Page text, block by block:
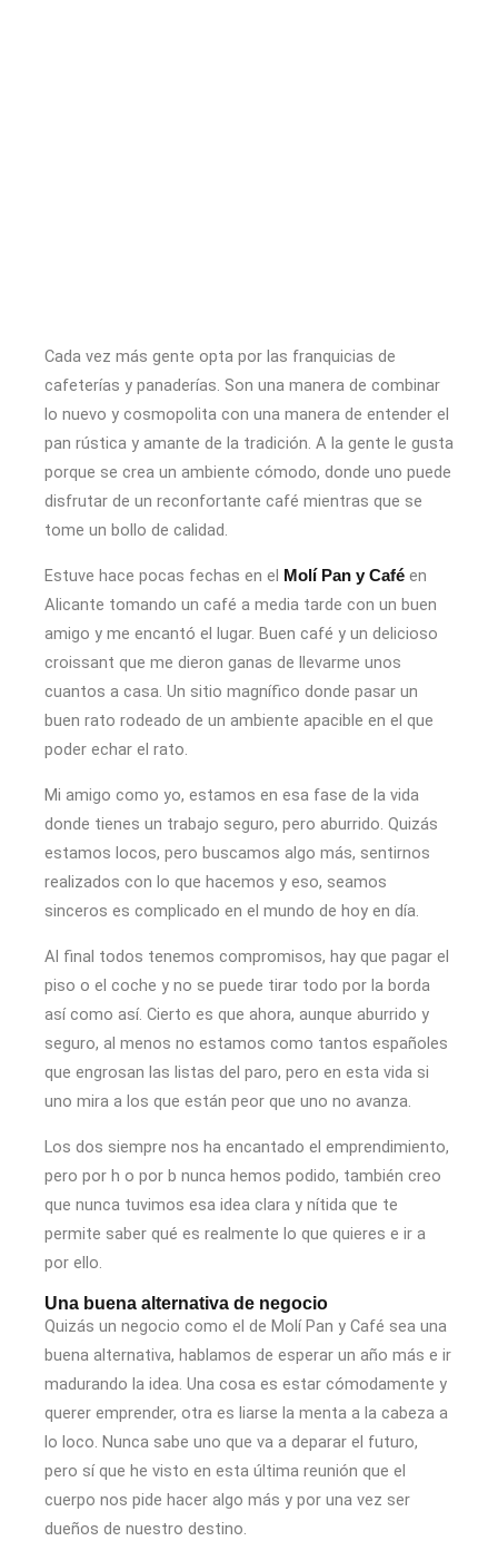
Cada vez más gente opta por las franquicias de
cafeterías y panaderías. Son una manera de combinar
lo nuevo y cosmopolita con una manera de entender el
pan rústica y amante de la tradición. A la gente le gusta
porque se crea un ambiente cómodo, donde uno puede
disfrutar de un reconfortante café mientras que se
tome un bollo de calidad.
Estuve hace pocas fechas en el Molí Pan y Café en
Alicante tomando un café a media tarde con un buen
amigo y me encantó el lugar. Buen café y un delicioso
croissant que me dieron ganas de llevarme unos
cuantos a casa. Un sitio magnífico donde pasar un
buen rato rodeado de un ambiente apacible en el que
poder echar el rato.
Mi amigo como yo, estamos en esa fase de la vida
donde tienes un trabajo seguro, pero aburrido. Quizás
estamos locos, pero buscamos algo más, sentirnos
realizados con lo que hacemos y eso, seamos
sinceros es complicado en el mundo de hoy en día.
Al final todos tenemos compromisos, hay que pagar el
piso o el coche y no se puede tirar todo por la borda
así como así. Cierto es que ahora, aunque aburrido y
seguro, al menos no estamos como tantos españoles
que engrosan las listas del paro, pero en esta vida si
uno mira a los que están peor que uno no avanza.
Los dos siempre nos ha encantado el emprendimiento,
pero por h o por b nunca hemos podido, también creo
que nunca tuvimos esa idea clara y nítida que te
permite saber qué es realmente lo que quieres e ir a
por ello.
Una buena alternativa de negocio
Quizás un negocio como el de Molí Pan y Café sea una
buena alternativa, hablamos de esperar un año más e ir
madurando la idea. Una cosa es estar cómodamente y
querer emprender, otra es liarse la menta a la cabeza a
lo loco. Nunca sabe uno que va a deparar el futuro,
pero sí que he visto en esta última reunión que el
cuerpo nos pide hacer algo más y por una vez ser
dueños de nuestro destino.